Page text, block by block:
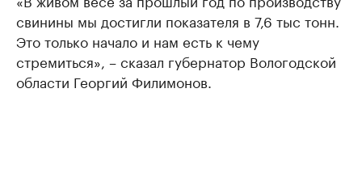
свинины мы достигли показателя в 7,6 тыс тонн.
Это только начало и нам есть к чему
стремиться», – сказал губернатор Вологодской
области Георгий Филимонов.